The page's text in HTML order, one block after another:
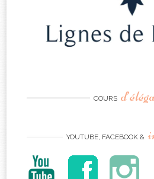
COURS
YOUTUBE, FACEBOOK &